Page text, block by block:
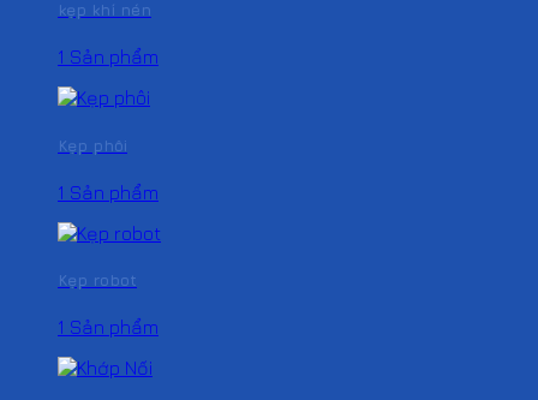
kẹp khí nén
1 Sản phẩm
Kẹp phôi
1 Sản phẩm
Kẹp robot
1 Sản phẩm